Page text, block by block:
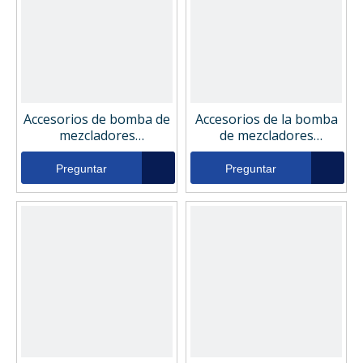
Accesorios de bomba de
mezcladores
excavadoras Filtro de
aceite de retorno
hidráulico Loesing
140048
Preguntar
Accesorios de la bomba
de mezcladores
excavadoras Filtro de
aceite de retorno
hidráulico Liebherr
510612890
Preguntar